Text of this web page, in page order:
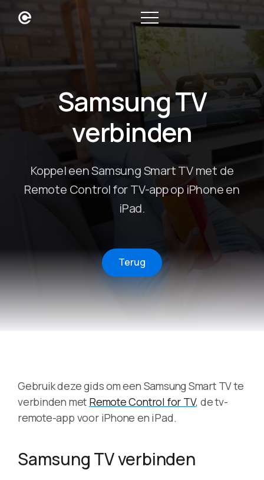
Samsung TV
verbinden
Koppel een Samsung Smart TV met de
Remote Control for TV-app op iPhone en
iPad.
Terug
Gebruik deze gids om een Samsung Smart TV te
verbinden met Remote Control for TV, de tv-
remote-app voor iPhone en iPad.
Samsung TV verbinden